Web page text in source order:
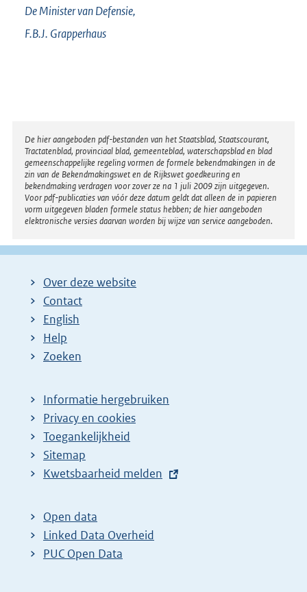
De Minister van Defensie,
F.B.J. Grapperhaus
Disclaimer
De hier aangeboden pdf-bestanden van het Staatsblad, Staatscourant,
Tractatenblad, provinciaal blad, gemeenteblad, waterschapsblad en blad
gemeenschappelijke regeling vormen de formele bekendmakingen in de
zin van de Bekendmakingswet en de Rijkswet goedkeuring en
bekendmaking verdragen voor zover ze na 1 juli 2009 zijn uitgegeven.
Voor pdf-publicaties van vóór deze datum geldt dat alleen de in papieren
vorm uitgegeven bladen formele status hebben; de hier aangeboden
elektronische versies daarvan worden bij wijze van service aangeboden.
Over deze website
Contact
English
Help
Zoeken
Informatie hergebruiken
Privacy en cookies
Toegankelijkheid
Sitemap
E
t
e
r
Kwetsbaarheid melden
Open data
Linked Data Overheid
PUC Open Data